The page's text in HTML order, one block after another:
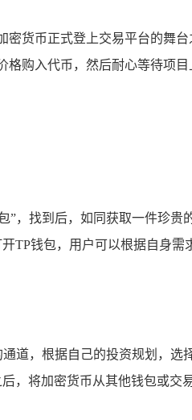
货币正式登上交易平台的舞
购入代币，然后耐心等待项
，找到后，如同获取一件珍贵
TP钱包，用户可以根据自身
道，根据自己的投资规划，选
，将加密货币从其他钱包或交